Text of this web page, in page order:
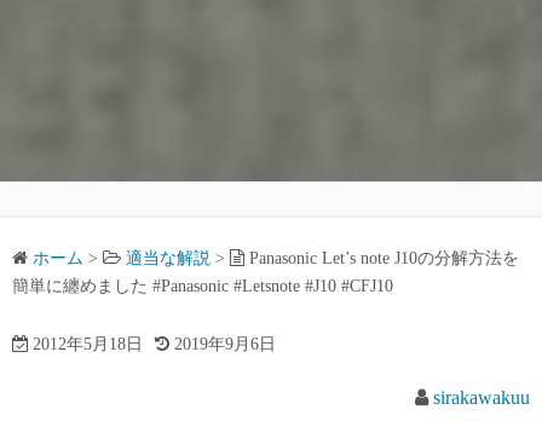
ホーム > 適当な解説 >
Panasonic Let’s note J10の分解方法を
簡単に纏めました #Panasonic #Letsnote #J10 #CFJ10
2012年5月18日 2019年9月6日
sirakawakuu